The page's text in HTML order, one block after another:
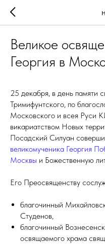
Великое
Георгия в
25 декабря, в день памяти
Тримифунтского, по
Московского и всея Руси
викариатством Новых
Посадский Силуан
великомученика Георгия
Москвы и Божественную
Его Преосвященству
благочинный
Студенов,
благочинный
освящаемого храма